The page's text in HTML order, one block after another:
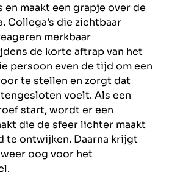
en maakt een grapje over de
Collega’s die zichtbaar
merkbaar
de korte aftrap van het
persoon even de tijd om een
te stellen en zorgt dat
voelt. Als een
start, wordt er een
die de sfeer lichter maakt
te ontwijken. Daarna krijgt
oog voor het